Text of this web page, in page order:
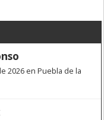
2026 en Puebla de la